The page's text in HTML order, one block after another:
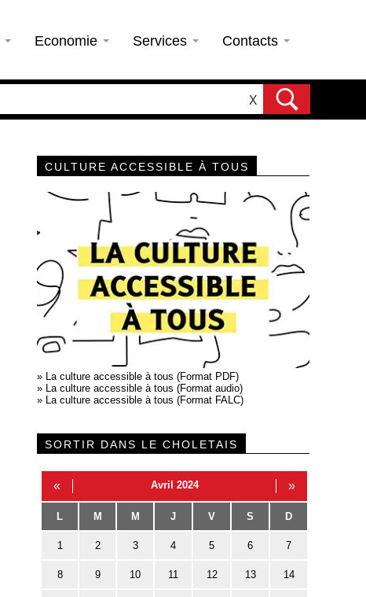
Economie Services Contacts
X
CULTURE ACCESSIBLE À TOUS
» La culture accessible à tous (Format PDF)
» La culture accessible à tous (Format audio)
» La culture accessible à tous (Format FALC)
SORTIR DANS LE CHOLETAIS
« Avril 2024 »
L M M J V S D
1 2 3 4 5 6 7
8 9 10 11 12 13 14